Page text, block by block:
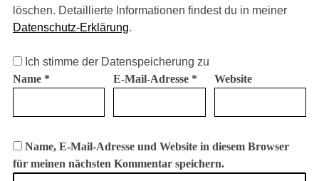
löschen. Detaillierte Informationen findest du in meiner
Datenschutz-Erklärung.
Ich stimme der Datenspeicherung zu
Name * E-Mail-Adresse * Website
Name, E-Mail-Adresse und Website in diesem Browser
für meinen nächsten Kommentar speichern.